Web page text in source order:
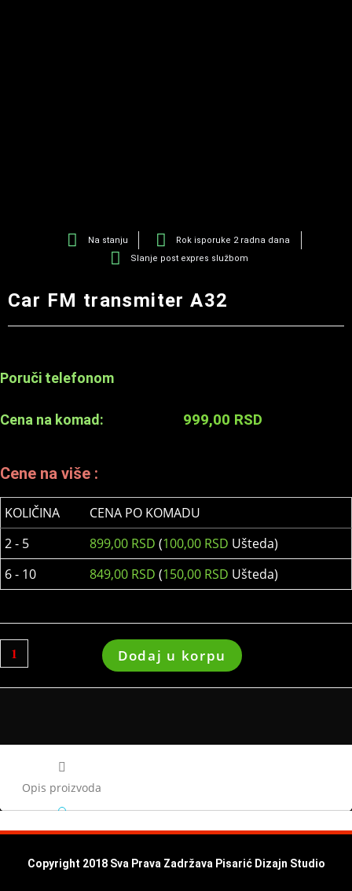
Na stanju
Rok isporuke 2 radna dana
Slanje post expres službom
Car FM transmiter A32
Poruči telefonom
Cena na komad: 999,00 RSD
Cene na više :
KOLIČINA
CENA PO KOMADU
2 - 5
899,00 RSD (100,00 RSD Ušteda)
6 - 10
849,00 RSD (150,00 RSD Ušteda)
Dodaj u korpu
Opis proizvoda
Copyright 2018 Sva Prava Zadržava Pisarić Dizajn Studio